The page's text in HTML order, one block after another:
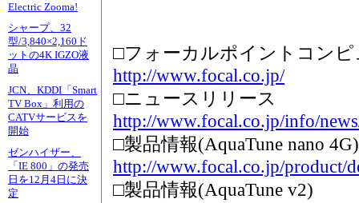
Electric Zooma!
シャープ、32
型/3,840×2,160ド
ットの4K IGZO液
晶
JCN、KDDI「Smart
TV Box」利用の
CATVサービスを
開始
ゼンハイザー、
「IE 800」の発売
日を12月4日に決
定
□フォーカルポイントコン
http://www.focal.co.jp/
□ニュースリリース
http://www.focal.co.jp/info/
□製品情報(AquaTune nano 4G)
http://www.focal.co.jp/product/
□製品情報(AquaTune v2)